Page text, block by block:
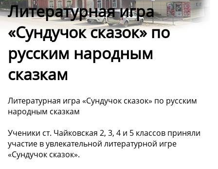
Литературная игра
«Сундучок сказок» по
русским народным
сказкам
Литературная игра «Сундучок сказок» по русским
народным сказкам
Ученики ст. Чайковская 2, 3, 4 и 5 классов приняли
участие в увлекательной литературной игре
«Сундучок сказок».